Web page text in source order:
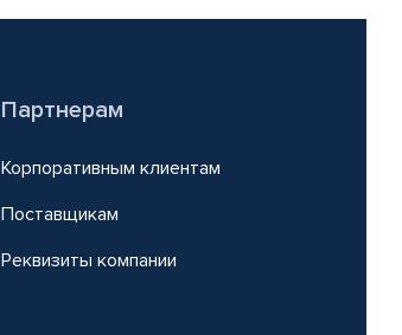
Партнерам
Корпоративным клиентам
Поставщикам
Реквизиты компании